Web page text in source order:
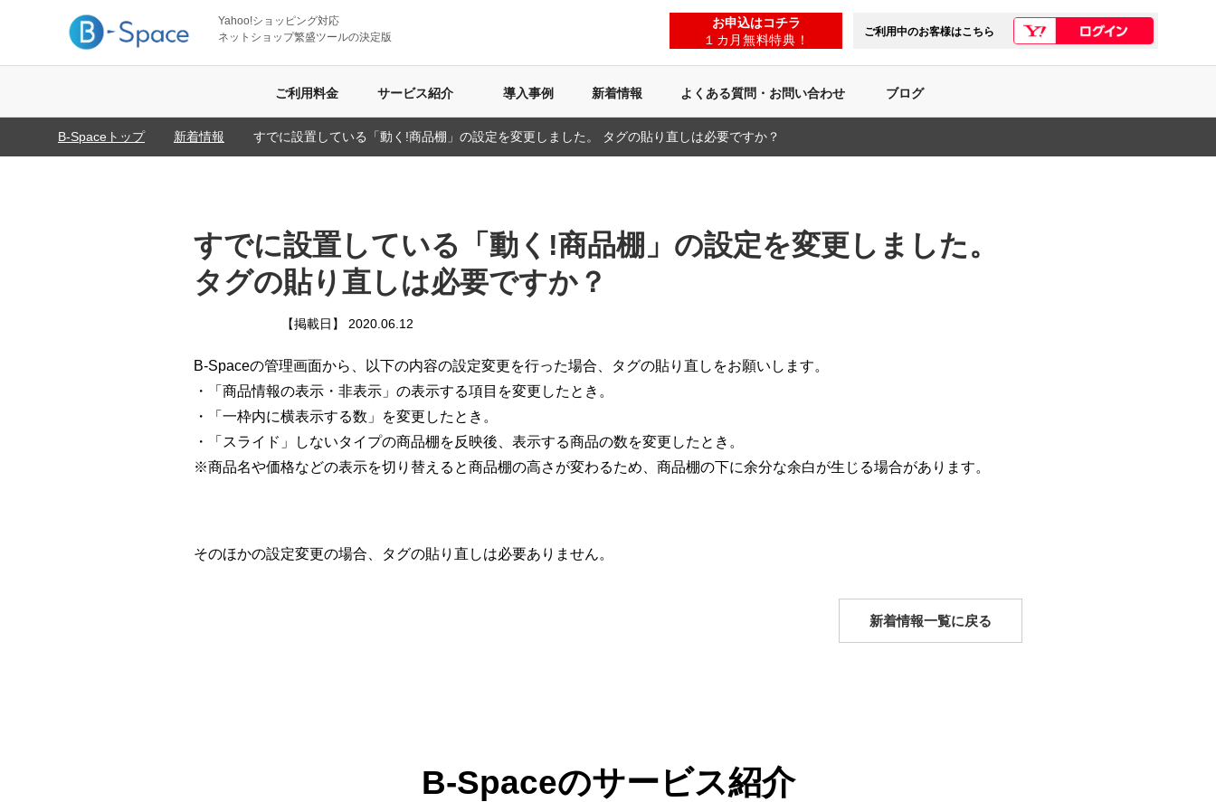
Yahoo!ショッピング対応
ネットショップ繁盛ツールの決定版
お申込はコチラ
１カ月無料特典！
ご利用中のお客様はこちら
ご利用料金 サービス紹介 導入事例 新着情報 よくある質問・お問い合わせ ブログ
B-Spaceトップ 新着情報 すでに設置している「動く!商品棚」の設定を変更しました。 タグの貼り直しは必要ですか？
すでに設置している「動く!商品棚」の設定を変更しました。
タグの貼り直しは必要ですか？
【掲載日】 2020.06.12
B-Spaceの管理画面から、以下の内容の設定変更を行った場合、タグの貼り直しをお願いします。
・「商品情報の表示・非表示」の表示する項目を変更したとき。
・「一枠内に横表示する数」を変更したとき。
・「スライド」しないタイプの商品棚を反映後、表示する商品の数を変更したとき。
※商品名や価格などの表示を切り替えると商品棚の高さが変わるため、商品棚の下に余分な余白が生じる場合があります。
そのほかの設定変更の場合、タグの貼り直しは必要ありません。
新着情報一覧に戻る
B-Spaceのサービス紹介